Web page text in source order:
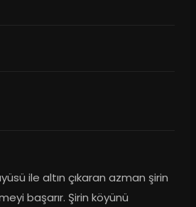
ile altın çıkaran azman şirin
başarır. Şirin köyünü